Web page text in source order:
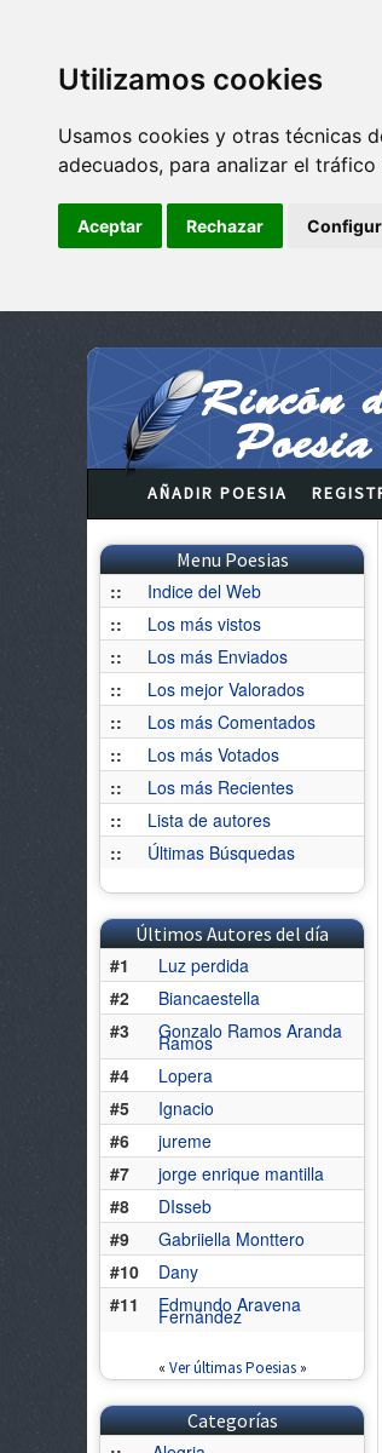
Utilizamos cookies
Usamos cookies y otras técnicas
adecuados, para analizar el
Aceptar Rechazar
AÑADIR POESIA
Menu Poesias
::
Indice del Web
::
Los más vistos
::
Los más Enviados
::
Los mejor Valorados
::
Los más Comentados
::
Los más Votados
::
Los más Recientes
::
Lista de autores
::
Últimas Búsquedas
Últimos Autores del día
#1
Luz perdida
#2
Biancaestella
#3
Gonzalo Ramos Aranda
Ramos
#4
Lopera
#5
Ignacio
#6
jureme
#7
jorge enrique mantilla
#8
DIsseb
#9
Gabriiella Monttero
#10
Dany
#11
Edmundo Aravena
Fernández
« Ver últimas Poesias»
Categorías